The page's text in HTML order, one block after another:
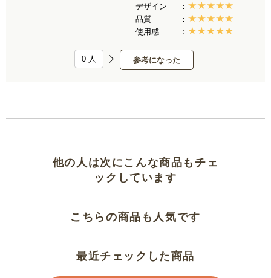
デザイン
品質
使用感
参考になった
0 人
他の人は次にこんな商品もチェ
ックしています
こちらの商品も人気です
最近チェックした商品